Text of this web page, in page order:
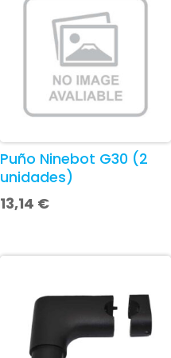
Puño Ninebot G30 (2
unidades)
13,14 €